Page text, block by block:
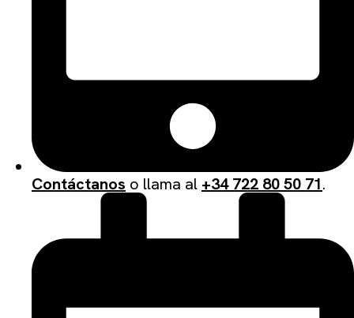
Contáctanos o llama al +34 722 80 50 71.